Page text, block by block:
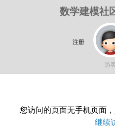
数学建模社
注册
游
您访问的页面无手机页面
继续